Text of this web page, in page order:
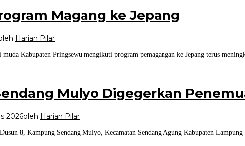
Magang ke Jepang
Harian Pilar
Kabupaten Pringsewu mengikuti program pemagangan ke Jepang terus
Mulyo Digegerkan
2026oleh Harian Pilar
8, Kampung Sendang Mulyo, Kecamatan Sendang Agung Kabupaten